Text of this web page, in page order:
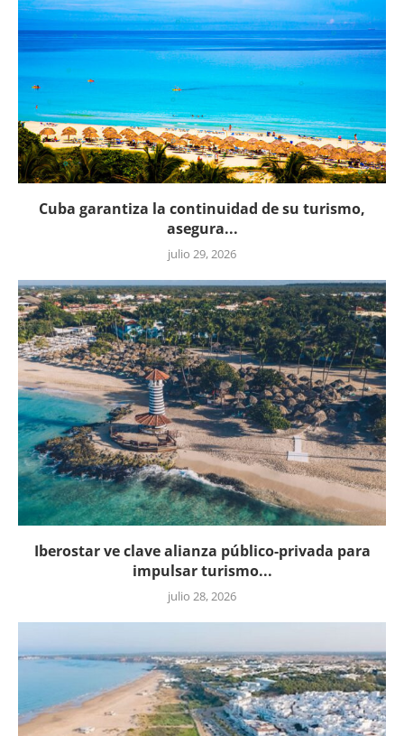
Cuba garantiza la continuidad de su turismo,
asegura...
julio 29, 2026
Iberostar ve clave alianza público-privada para
impulsar turismo...
julio 28, 2026